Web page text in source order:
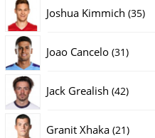
Joshua Kimmich 3535
Joao Cancelo 3131
Jack Grealish 4242
Granit Xhaka 2121